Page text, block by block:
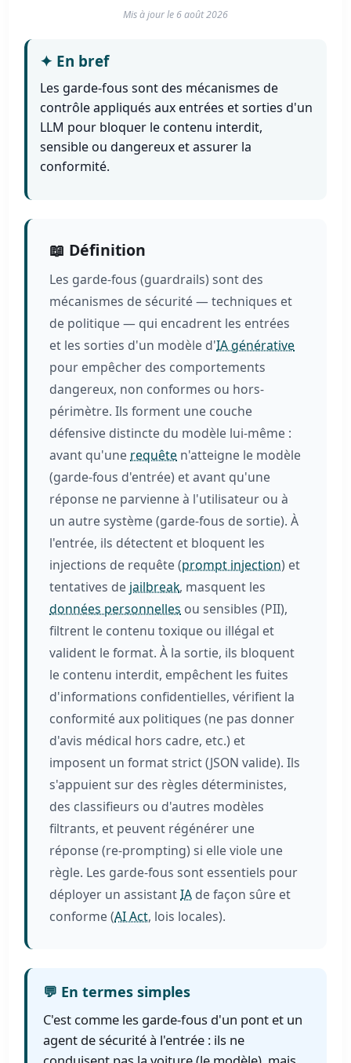
Mis à jour le 6 août 2026
✦ En bref
Les garde-fous sont des mécanismes de
contrôle appliqués aux entrées et sorties d'un
LLM pour bloquer le contenu interdit,
sensible ou dangereux et assurer la
conformité.
📖 Définition
Les garde-fous (guardrails) sont des
mécanismes de sécurité — techniques et
de politique — qui encadrent les entrées
et les sorties d'un modèle d'IA générative
pour empêcher des comportements
dangereux, non conformes ou hors-
périmètre. Ils forment une couche
défensive distincte du modèle lui-même :
avant qu'unerequête n'atteigne le modèle
(garde-fous d'entrée) et avant qu'une
réponse ne parvienne à l'utilisateur ou à
un autre système (garde-fous de sortie). À
l'entrée, ils détectent et bloquent les
injections de requête (prompt injection) et
tentatives de jailbreak, masquent les
données personnelles ou sensibles (PII),
filtrent le contenu toxique ou illégal et
valident le format. À la sortie, ils bloquent
le contenu interdit, empêchent les fuites
d'informations confidentielles, vérifient la
conformité aux politiques (ne pas donner
d'avis médical hors cadre, etc.) et
imposent un format strict (JSON valide). Ils
s'appuient sur des règles déterministes,
des classifieurs ou d'autres modèles
filtrants, et peuvent régénérer une
réponse (re-prompting) si elle viole une
règle. Les garde-fous sont essentiels pour
déployer un assistantIA de façon sûre et
conforme (AI Act, lois locales).
💬 En termes simples
C'est comme les garde-fous d'un pont et un
agent de sécurité à l'entrée : ils ne